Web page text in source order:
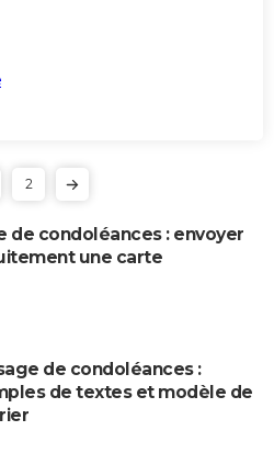
2
de condoléances : envoyer
une carte
de condoléances :
de textes et modèle de